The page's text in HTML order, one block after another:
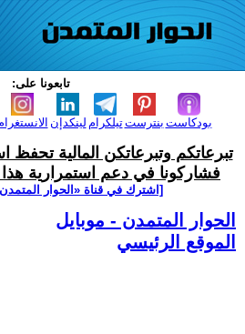
تابعونا على:
لينكدإن تيلكرامبنترست بودكاست
تبرعاتكم وتبرعاتكن المالية تحفظ
فشاركونا في دعم استمرارية هذا
[اشترك في قناة ‫«الحوار
الحوار المتمدن - موبايل
الموقع الرئيسي